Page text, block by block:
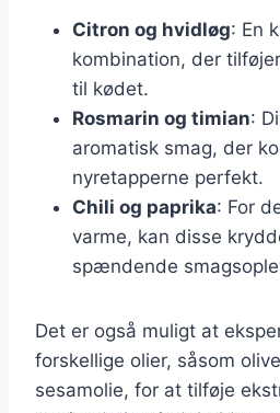
Citron og hvidløg: En
kombination, der
til kødet.
Rosmarin og timian:
aromatisk smag, der
nyretapperne perfekt.
Chili og paprika: For
varme, kan disse
spændende
Det er også muligt at
forskellige olier, såsom
sesamolie, for at tilføje